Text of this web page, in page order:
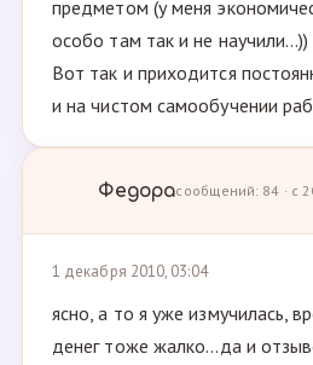
предметом (у меня
особо там так и не научили...))
Вот так и приходится
и на чистом самообучении
Федорасообщений: 84 · с
1 декабря 2010, 03:04
ясно, а то я уже измучилась,
денег тоже жалко...да и